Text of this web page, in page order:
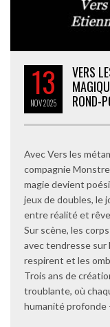
13
NOV2025
VERS
ROND-
Avec Vers les
compagnie
magie devient
jeux de doubles, le
entre réalité et
Sur scène, les
avec tendresse
respirent et les
Trois ans de
troublante, où
humanité profonde